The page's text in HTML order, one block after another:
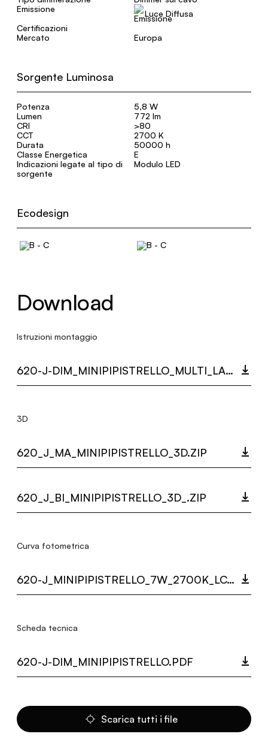
Emissione
Luce Diffusa
Certificazioni
Mercato
Europa
Sorgente Luminosa
Potenza
5,8 W
Lumen
772 lm
CRI
>80
CCT
2700 K
Durata
50000 h
Classe Energetica
E
Indicazioni legate al tipo di
sorgente
Modulo LED
Ecodesign
Download
Istruzioni montaggio
620-J-DIM_MINIPIPISTRELLO_MULTI_LANGUAGE_9415_INST.PDF
3D
620_J_MA_MINIPIPISTRELLO_3D.ZIP
620_J_BI_MINIPIPISTRELLO_3D_.ZIP
Curva fotometrica
620-J_MINIPIPISTRELLO_7W_2700K_LC.ZIP
Scheda tecnica
620-J-DIM_MINIPIPISTRELLO.PDF
Scarica tutti i file